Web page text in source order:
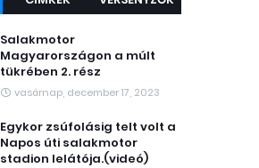
Salakmotor
Magyarországon a múlt
tükrében 2. rész
vasárnap, december 17, 2023
Egykor zsúfolásig telt volt a
Napos úti salakmotor
stadion lelátója.(videó)